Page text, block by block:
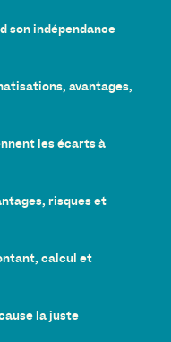
son indépendance
avantages,
les écarts à
risques et
calcul et
la juste